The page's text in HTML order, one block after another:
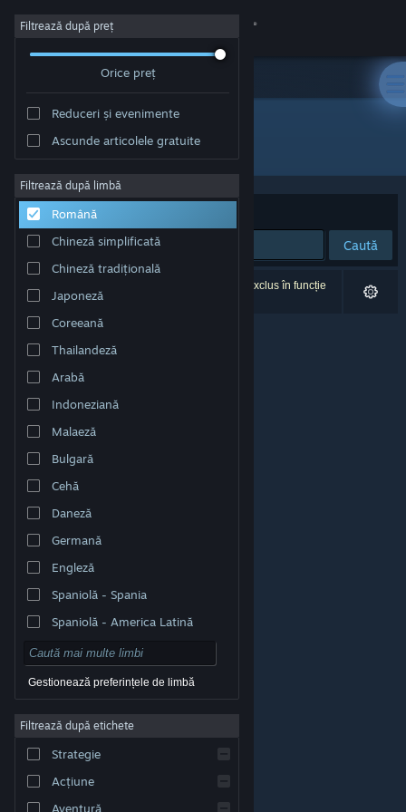
Conectează-te
Despre
Asistență
Schimbă limba
Vezi site în versiunea pentru desktop
© Valve Corporation. Toate drepturile rezervate. Toate
respectivi în SUA și celelalte țări.
Acordul Steam pentru abonați
Cookie-uri
Filtrează după preț
Orice preț
Reduceri și evenimente
Ascunde articolele gratuite
Filtrează după limbă
Română
Chineză simplificată
Chineză tradițională
Japoneză
Coreeană
Thailandeză
Arabă
Indoneziană
Malaeză
Bulgară
Cehă
Daneză
Germană
Engleză
Spaniolă - Spania
Spaniolă - America Latină
Gestionează preferințele de limbă
Filtrează după etichete
Strategie
Acțiune
Aventură
Dezvoltator: James Roznick
Sortează după
Caută
0 rezultate corespund căutării tale. 1 titlu a fost exclus în funcție
de preferințele tale.